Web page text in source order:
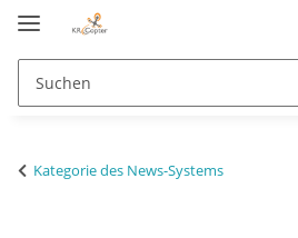
Kategorie des News-Systems